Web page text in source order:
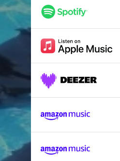
Marjorie
Chat noir chat mort
Les yeux du roi
On ne dessine plus le
La ritournelle des